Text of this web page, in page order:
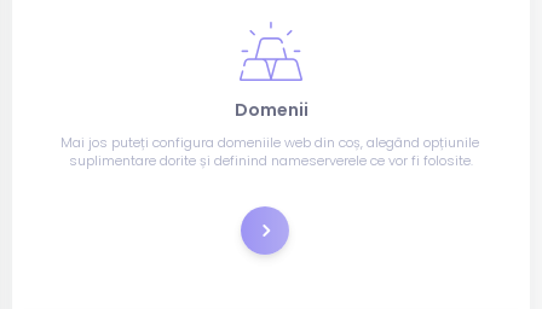
Domenii
Mai jos puteți configura domeniile web din coș, alegând opțiunile
suplimentare dorite și definind nameserverele ce vor fi folosite.
Înregistrare